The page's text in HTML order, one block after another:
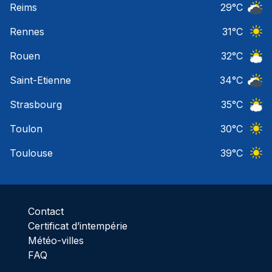
Reims
29°C
Rennes
31°C
Rouen
32°C
Saint-Etienne
34°C
Strasbourg
35°C
Toulon
30°C
Toulouse
39°C
Contact
Certificat d’intempérie
Météo-villes
FAQ